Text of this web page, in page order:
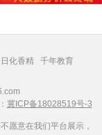
日化香精 千年教育
冀ICP备18028519号-3
愿意在我们平台展示，